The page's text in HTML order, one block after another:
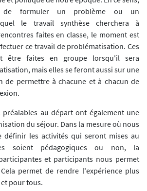
formuler un problème ou un
le travail synthèse cherchera à
faites en classe, le moment est
ce travail de problématisation. Ces
être faites en groupe lorsqu'il sera
mais elles se feront aussi sur une
de permettre à chacune et à chacun de
préalables au départ ont également une
du séjour. Dans la mesure où nous
définir les activités qui seront mises au
soient pédagogiques ou non, la
et participants nous permet
permet de rendre l'expérience plus
pour tous.